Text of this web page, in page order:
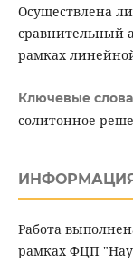
Осуществлена
сравнительный
рамках
Ключевые
солитонное
Работа
рамках ФЦП